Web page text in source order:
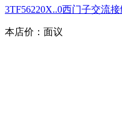
3TF56220X..0西门子交流
本店价： 面议